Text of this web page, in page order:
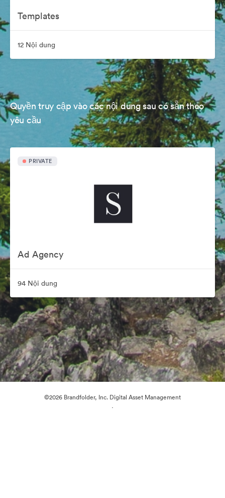
Templates
12 Nội dung
Quyền truy cập vào các nội dung sau có sẵn theo
yêu cầu
PRIVATE
Ad Agency
94 Nội dung
©2026 Brandfolder, Inc. Digital Asset Management
·